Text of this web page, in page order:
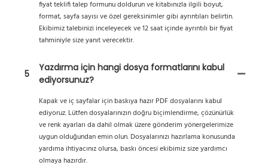
fiyat teklifi talep formunu doldurun ve kitabınızla ilgili boyut,
format, sayfa sayısı ve özel gereksinimler gibi ayrıntıları belirtin.
Ekibimiz talebinizi inceleyecek ve 12 saat içinde ayrıntılı bir fiyat
tahminiyle size yanıt verecektir.
5
Yazdırma için hangi dosya formatlarını kabul
ediyorsunuz?
Kapak ve iç sayfalar için baskıya hazır PDF dosyalarını kabul
ediyoruz. Lütfen dosyalarınızın doğru biçimlendirme, çözünürlük
ve renk ayarları da dahil olmak üzere gönderim yönergelerimize
uygun olduğundan emin olun. Dosyalarınızı hazırlama konusunda
yardıma ihtiyacınız olursa, baskı öncesi ekibimiz size yardımcı
olmaya hazırdır.